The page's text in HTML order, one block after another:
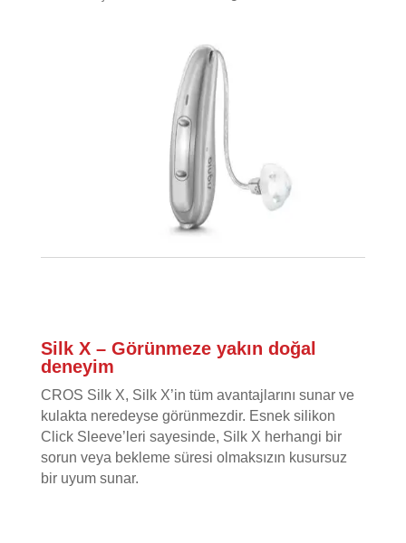
Silk X – Görünmeze yakın doğal
deneyim
CROS Silk X, Silk X’in tüm avantajlarını sunar ve
kulakta neredeyse görünmezdir. Esnek silikon
Click Sleeve’leri sayesinde, Silk X herhangi bir
sorun veya bekleme süresi olmaksızın kusursuz
bir uyum sunar.